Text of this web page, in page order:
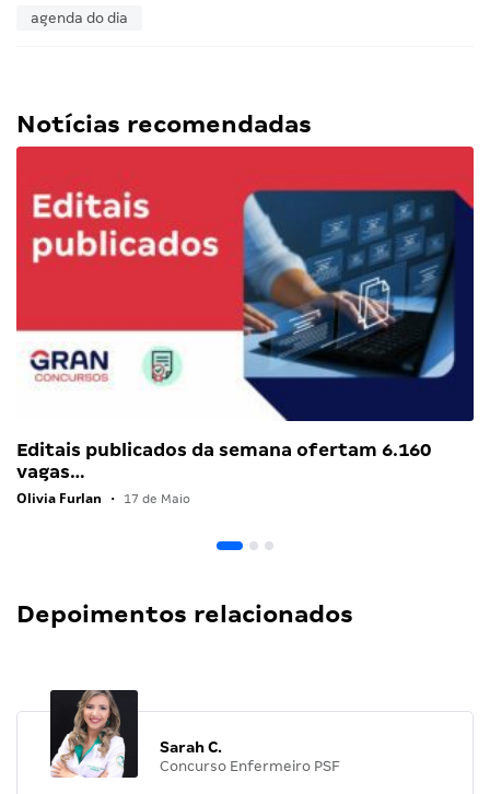
agenda do dia
Notícias recomendadas
Editais publicados da semana ofertam 6.160
vagas…
Olivia Furlan • 17 de Maio
Depoimentos relacionados
Sarah C.
Concurso Enfermeiro PSF